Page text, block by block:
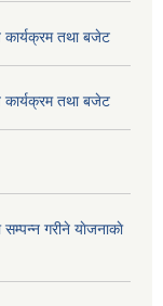
कार्यक्रम तथा बजेट
कार्यक्रम तथा बजेट
गरीने याेजनाकाे